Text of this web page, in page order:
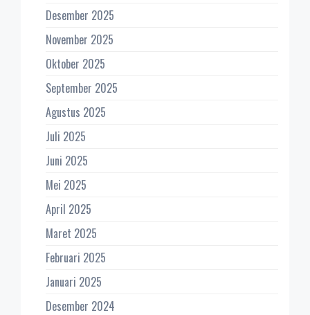
Desember 2025
November 2025
Oktober 2025
September 2025
Agustus 2025
Juli 2025
Juni 2025
Mei 2025
April 2025
Maret 2025
Februari 2025
Januari 2025
Desember 2024